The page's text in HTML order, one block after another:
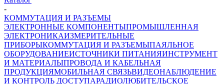
-
КОММУТАЦИЯ И РАЗЪЕМЫ
ЭЛЕКТРОННЫЕ КОМПОНЕНТЫПРОМЫШЛЕННАЯ
ЭЛЕКТРОНИКАИЗМЕРИТЕЛЬНЫЕ
ПРИБОРЫКОММУТАЦИЯ И РАЗЪЕМЫПАЯЛЬНОЕ
ОБОРУДОВАНИЕИСТОЧНИКИ ПИТАНИЯИНСТРУМЕНТ
И МАТЕРИАЛЫПРОВОДА И КАБЕЛЬНАЯ
ПРОДУКЦИЯМОБИЛЬНАЯ СВЯЗЬВИДЕОНАБЛЮДЕНИЕ
И КОНТРОЛЬ ДОСТУПАРАДИОЛЮБИТЕЛЬСКОЕ